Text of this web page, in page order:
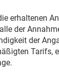
erhaltenen
der
der